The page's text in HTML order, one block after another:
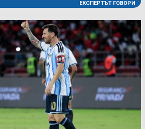
ЕКСПЕРТЪТ ГОВОРИ